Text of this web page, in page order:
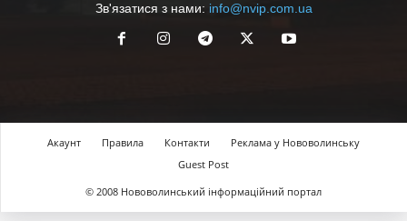
Зв'язатися з нами: info@nvip.com.ua
Акаунт Правила Контакти
Реклама у Нововолинську
Guest Post
© 2008 Нововолинський інформаційний портал